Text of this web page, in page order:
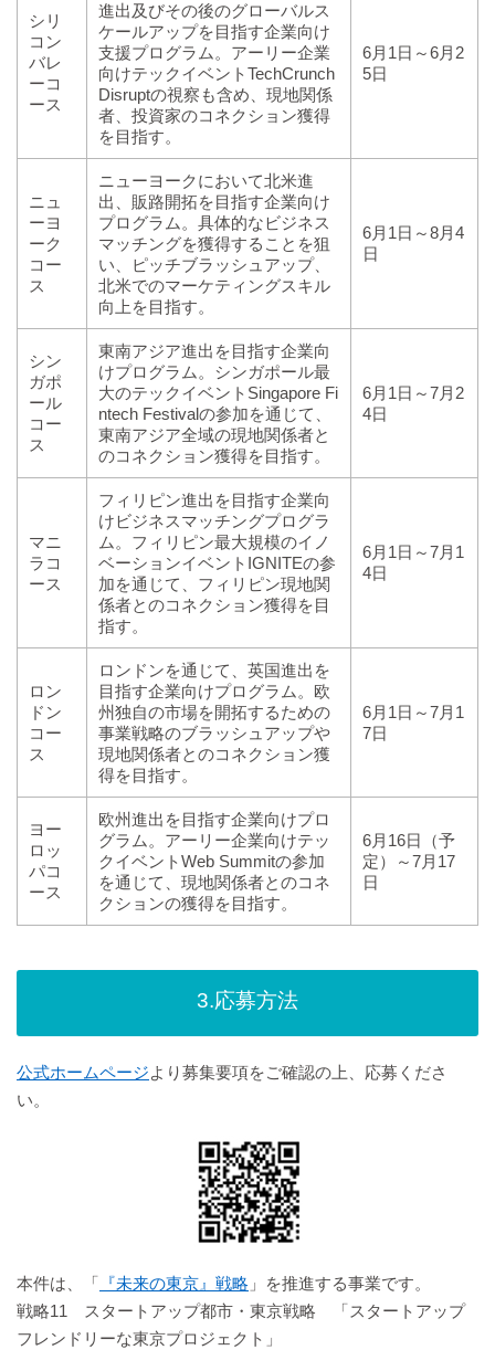
シリ
コン
バレ
ーコ
ース
進出及びその後のグローバルス
ケールアップを目指す企業向け
支援プログラム。アーリー企業
向けテックイベントTechCrunch
Disruptの視察も含め、現地関係
者、投資家のコネクション獲得
を目指す。
6月1日～6月2
5日
ニュ
ーヨ
ーク
コー
ス
ニューヨークにおいて北米進
出、販路開拓を目指す企業向け
プログラム。具体的なビジネス
マッチングを獲得することを狙
い、ピッチブラッシュアップ、
北米でのマーケティングスキル
向上を目指す。
6月1日～8月4
日
シン
ガポ
ール
コー
ス
東南アジア進出を目指す企業向
けプログラム。シンガポール最
大のテックイベントSingapore Fi
ntech Festivalの参加を通じて、
東南アジア全域の現地関係者と
のコネクション獲得を目指す。
6月1日～7月2
4日
マニ
ラコ
ース
フィリピン進出を目指す企業向
けビジネスマッチングプログラ
ム。フィリピン最大規模のイノ
ベーションイベントIGNITEの参
加を通じて、フィリピン現地関
係者とのコネクション獲得を目
指す。
6月1日～7月1
4日
ロン
ドン
コー
ス
ロンドンを通じて、英国進出を
目指す企業向けプログラム。欧
州独自の市場を開拓するための
事業戦略のブラッシュアップや
現地関係者とのコネクション獲
得を目指す。
6月1日～7月1
7日
ヨー
ロッ
パコ
ース
欧州進出を目指す企業向けプロ
グラム。アーリー企業向けテッ
クイベントWeb Summitの参加
を通じて、現地関係者とのコネ
クションの獲得を目指す。
6月16日（予
定）～7月17
日
3.応募方法
公式ホームページより募集要項をご確認の上、応募くださ
い。
本件は、「 『未来の東京』戦略 」を推進する事業です。
戦略11 スタートアップ都市・東京戦略 「スタートアップ
フレンドリーな東京プロジェクト」